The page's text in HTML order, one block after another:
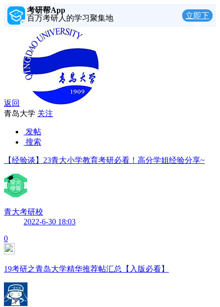
考研帮App
百万考研人的学习聚集地
立即下
返回
青岛大学 关注
发帖
搜索
【经验谈】23青大小学教育考研必看！高分学姐经验分享~
青大考研校
2022-6-30 18:03
0
19考研之青岛大学精华推荐帖汇总【入版必看】